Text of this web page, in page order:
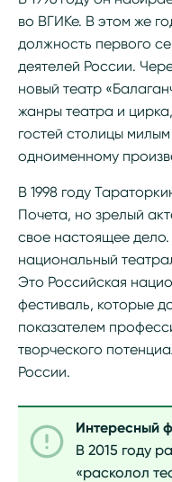
во ВГИКе. В этом же
должность первого
деятелей России.
новый театр
жанры театра и
гостей столицы
одноименному
В 1998 году
Почета, но зрелый
свое настоящее дело.
национальный
Это Российская
фестиваль, которые
показателем
творческого
России.
Интересный
В 2015 году
«расколол